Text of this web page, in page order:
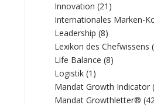
Innovation (21)
Internationales Marken-
Leadership (8)
Lexikon des Chefwissens
Life Balance (8)
Logistik (1)
Mandat Growth Indicator
Mandat Growthletter®